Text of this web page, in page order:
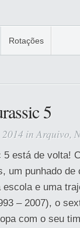
Rotações
5
2014 inArquivo,
5 está de volta!
um punhado
escola e uma
– 2007), o
com o seu